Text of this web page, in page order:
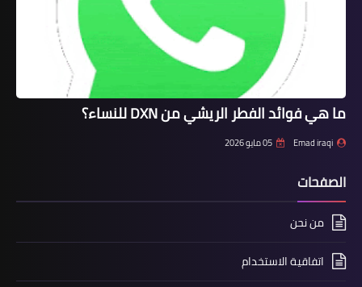
ما هي فوائد الفطر الريشي من DXN للنساء؟
Emad iraqi 05 مايو 2026
الصفحات
من نحن
اتفاقية الاستخدام